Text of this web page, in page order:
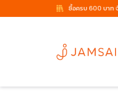
ซื้อครบ 600 บาท